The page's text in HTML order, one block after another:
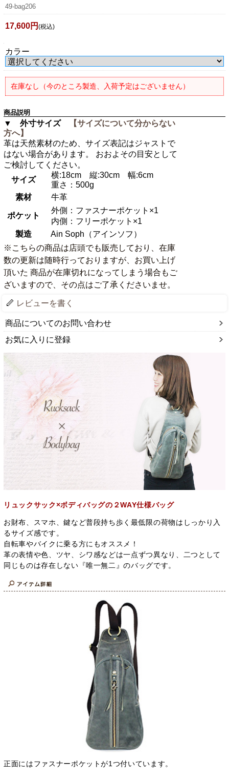
49-bag206
17,600円 (税込)
カラー
在庫なし（今のところ製造、入荷予定はございません）
商品説明
▼ 外寸サイズ
【サイズについて分からない
方へ】
革は天然素材のため、サイズ表記はジャストで
はない場合があります。 おおよその目安として
ご検討してください。
サイズ
横:18cm 縦:30cm 幅:6cm
重さ：500g
素材
牛革
ポケット
外側：ファスナーポケット×1
内側：フリーポケット×1
製造
Ain Soph（アインソフ）
※こちらの商品は店頭でも販売しており、在庫
数の更新は随時行っておりますが、お買い上げ
頂いた 商品が在庫切れになってしまう場合もご
ざいますので、その点はご了承くださいませ。
レビューを書く
商品についてのお問い合わせ
お気に入りに登録
リュックサック×ボディバッグの２WAY仕様バッグ
お財布、スマホ、鍵など普段持ち歩く最低限の荷物はしっかり入
るサイズ感です。
自転車やバイクに乗る方にもオススメ！
革の表情や色、ツヤ、シワ感などは一点ずつ異なり、二つとして
同じものは存在しない『唯一無二』のバッグです。
正面にはファスナーポケットが1つ付いています。